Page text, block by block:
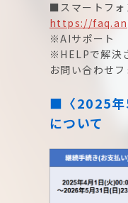
■スマートフォ
https://
※AIサポート
※HELPで解決
お問い合わせフ
■〈2025年
について